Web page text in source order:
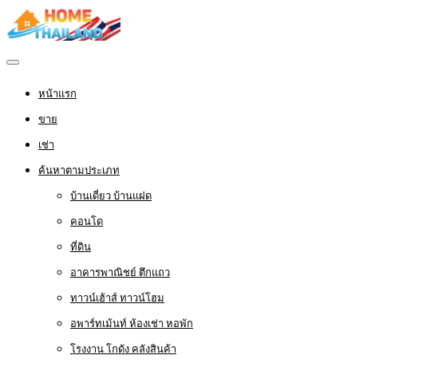
หน้าแรก
ขาย
เช่า
ค้นหาตามประเภท
บ้านเดี่ยว บ้านแฝด
คอนโด
ที่ดิน
อาคารพาณิชย์ ตึกแถว
ทาวน์เฮ้าส์ ทาวน์โฮม
อพาร์ทเม้นท์ ห้องเช่า หอพัก
โรงงาน โกดัง คลังสินค้า